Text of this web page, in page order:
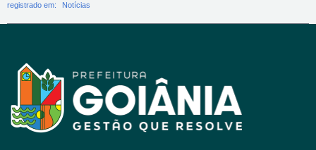
registrado em: Notícias